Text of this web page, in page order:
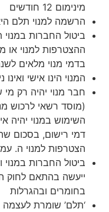
מינימום 12 חודשים
הרשמה למנוי תלם
ההצטרפות למנוי או
בדמי מנוי מלאים
המנוי הינו אישי
חבר מנוי יהיה רק
(מוסד רשאי לרכוש
השימוש במנוי יהיה
דמי רישום, בסכום
הצטרפות למנוי ה.
ביטול החברות
ייעשה בהתאם לחוק
בחומרים ובהגרלות
‘תלם’ שומרת